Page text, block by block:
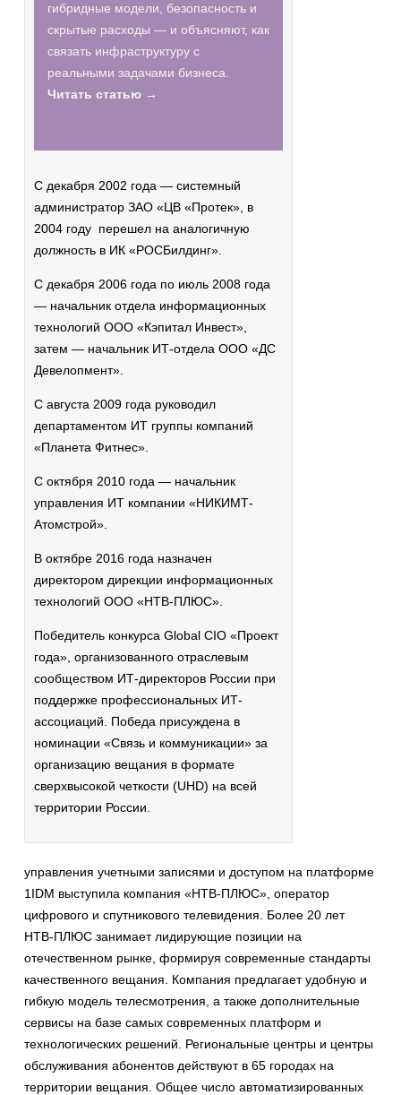
гибридные модели, безопасность и
скрытые расходы — и объясняют, как
связать инфраструктуру с
реальными задачами бизнеса.
Читать статью →
С декабря 2002 года — системный
администратор ЗАО «ЦВ «Протек», в
2004 году перешел на аналогичную
должность в ИК «РОСБилдинг».
С декабря 2006 года по июль 2008 года
— начальник отдела информационных
технологий ООО «Кэпитал Инвест»,
затем — начальник ИТ-отдела ООО «ДС
Девелопмент».
С августа 2009 года руководил
департаментом ИТ группы компаний
«Планета Фитнес».
С октября 2010 года — начальник
управления ИТ компании «НИКИМТ-
Атомстрой».
В октябре 2016 года назначен
директором дирекции информационных
технологий ООО «НТВ-ПЛЮС».
Победитель конкурса Global CIO «Проект
года», организованного отраслевым
сообществом ИТ-директоров России при
поддержке профессиональных ИТ-
ассоциаций. Победа присуждена в
номинации «Связь и коммуникации» за
организацию вещания в формате
сверхвысокой четкости (UHD) на всей
территории России.
управления учетными записями и доступом на платформе
1IDM выступила компания «НТВ-ПЛЮС», оператор
цифрового и спутникового телевидения. Более 20 лет
НТВ-ПЛЮС занимает лидирующие позиции на
отечественном рынке, формируя современные стандарты
качественного вещания. Компания предлагает удобную и
гибкую модель телесмотрения, а также дополнительные
сервисы на базе самых современных платформ и
технологических решений. Региональные центры и центры
обслуживания абонентов действуют в 65 городах на
территории вещания. Общее число автоматизированных